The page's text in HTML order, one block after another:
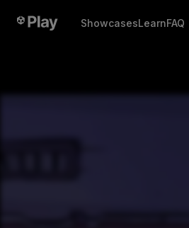
ShowcasesLearnFAQ